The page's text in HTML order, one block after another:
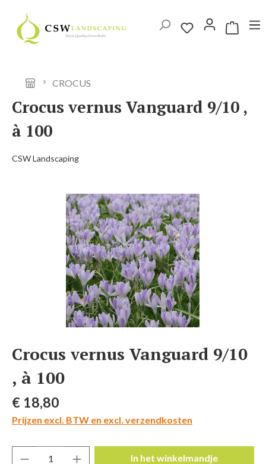
Ga naar de hoofdinhoud
CROCUS
Crocus vernus Vanguard 9/10 ,
à 100
CSW Landscaping
Afbeeldingengalerij overslaan
Crocus vernus Vanguard 9/10
, à 100
Normale prijs:
€ 18,80
Prijzen excl. BTW en excl. verzendkosten
Producthoeveelheid: Voer de gewenste
In het winkelmandje